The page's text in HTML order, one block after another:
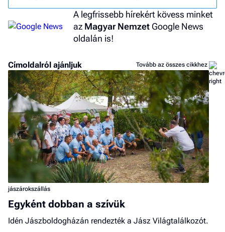
A legfrissebb hírekért kövess minket
az Magyar Nemzet Google News
oldalán is!
Címoldalról ajánljuk Tovább az összes cikkhez
jászárokszállás
Egyként dobban a szívük
Idén Jászboldogházán rendezték a Jász Világtalálkozót.